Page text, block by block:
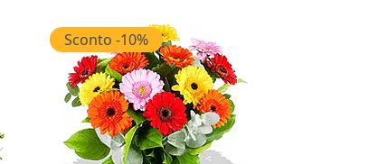
Sconto -10%